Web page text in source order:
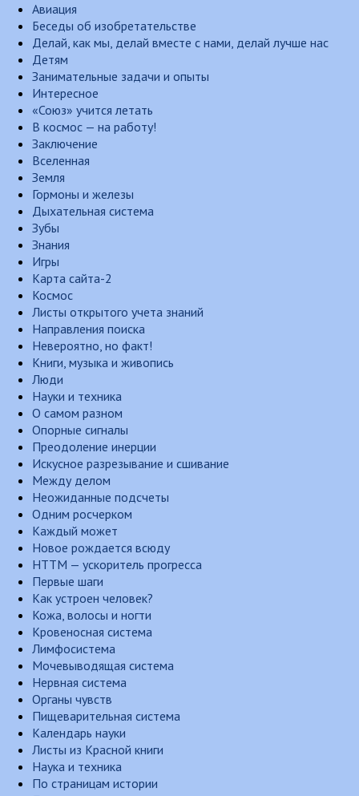
Авиация
Беседы об изобретательстве
Делай, как мы, делай вместе с нами, делай лучше нас
Детям
Занимательные задачи и опыты
Интересное
«Союз» учится летать
В космос — на работу!
Заключение
Вселенная
Земля
Гормоны и железы
Дыхательная система
Зубы
Знания
Игры
Карта сайта-2
Космос
Листы открытого учета знаний
Направления поиска
Невероятно, но факт!
Книги, музыка и живопись
Люди
Науки и техника
О самом разном
Опорные сигналы
Преодоление инерции
Искусное разрезывание и сшивание
Между делом
Неожиданные подсчеты
Одним росчерком
Каждый может
Новое рождается всюду
НТТМ — ускоритель прогресса
Первые шаги
Как устроен человек?
Кожа, волосы и ногти
Кровеносная система
Лимфосистема
Мочевыводящая система
Нервная система
Органы чувств
Пищеварительная система
Календарь науки
Листы из Красной книги
Наука и техника
По страницам истории